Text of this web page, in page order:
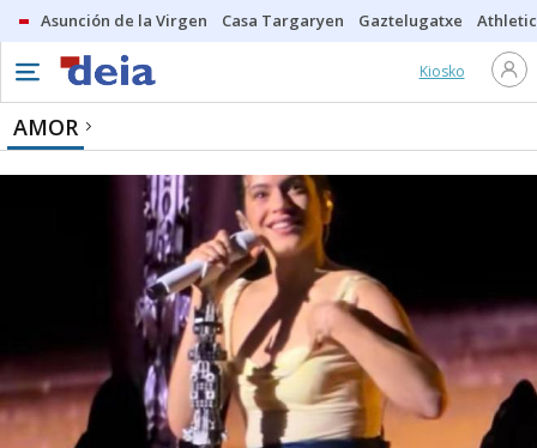
Asunción de la Virgen Casa Targaryen Gaztelugatxe Athletic
Kiosko
AMOR